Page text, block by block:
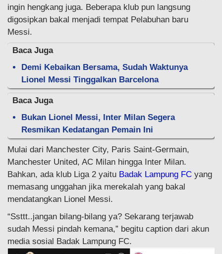
ingin hengkang juga. Beberapa klub pun langsung
digosipkan bakal menjadi tempat Pelabuhan baru
Messi.
Baca Juga
Demi Kebaikan Bersama, Sudah Waktunya
Lionel Messi Tinggalkan Barcelona
Baca Juga
Bukan Lionel Messi, Inter Milan Segera
Resmikan Kedatangan Pemain Ini
Mulai dari Manchester City, Paris Saint-Germain,
Manchester United, AC Milan hingga Inter Milan.
Bahkan, ada klub Liga 2 yaitu Badak Lampung FC yang
memasang unggahan jika merekalah yang bakal
mendatangkan Lionel Messi.
“Ssttt..jangan bilang-bilang ya? Sekarang terjawab
sudah Messi pindah kemana,” begitu caption dari akun
media sosial Badak Lampung FC.